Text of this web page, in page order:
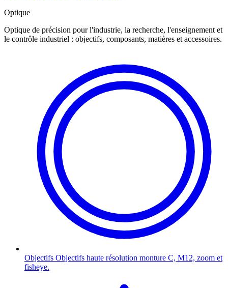
Optique
Optique de précision pour l'industrie, la recherche, l'enseignement et
le contrôle industriel : objectifs, composants, matières et accessoires.
Objectifs Objectifs haute résolution monture C, M12, zoom et
fisheye.